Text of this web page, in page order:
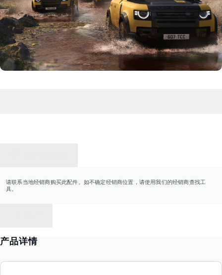
请联系当地经销商购买此配件。如不确定经销商位置，请使用我们的经销商查找工
具。
产品详情